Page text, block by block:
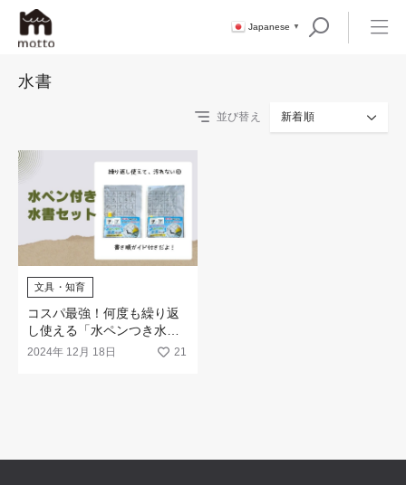
Japanese ▼
水書
並び替え 新着順
文具・知育
コスパ最強！何度も繰り返
し使える「水ペンつき水書
セット」が新登場！
2024年 12月 18日 21